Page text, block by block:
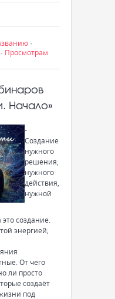
·
· Просмотрам
Начало»
-
Создание
нужного
решения,
нужного
действия,
нужной
создание.
энергией;
От чего
ли просто
создаёт
под